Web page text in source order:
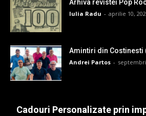
Arhiva revistei Pop
Iulia Radu - aprilie 10,
Amintiri din Costinesti
Andrei Partos -
Cadouri Personalizate prin